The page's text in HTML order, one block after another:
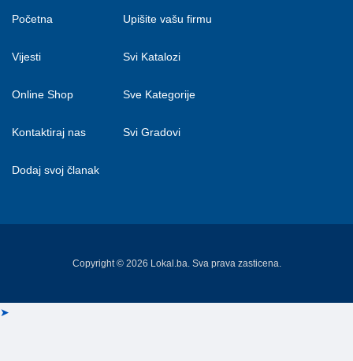
Početna
Vijesti
Online Shop
Kontaktiraj nas
Dodaj svoj članak
Upišite vašu firmu
Svi Katalozi
Sve Kategorije
Svi Gradovi
Copyright © 2026 Lokal.ba. Sva prava zasticena.
➤